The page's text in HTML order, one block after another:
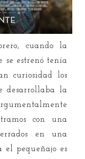
cuando la
se estrenó tenía
curiosidad los
desarrollaba la
con una
en una
el pequeñajo es